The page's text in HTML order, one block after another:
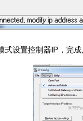
式设置控制器 IP ，完